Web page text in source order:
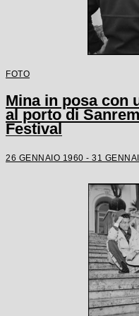
FOTO
Mina in posa con
al porto di
Festival
26 GENNAIO 1960 - 31